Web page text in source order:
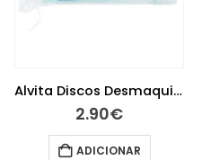
Alvita Discos Desmaquilhantes-100 Unidades
2.90€
ADICIONAR